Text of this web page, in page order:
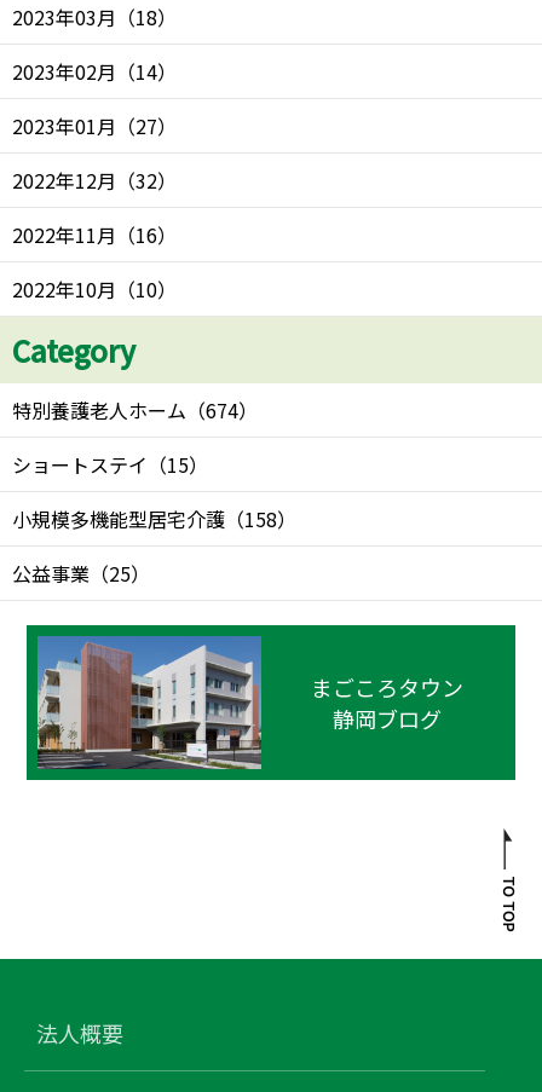
2023年03月 （18）
2023年02月 （14）
2023年01月 （27）
2022年12月 （32）
2022年11月 （16）
2022年10月 （10）
Category
特別養護老人ホーム （674）
ショートステイ （15）
小規模多機能型居宅介護 （158）
公益事業 （25）
まごころタウン
静岡ブログ
法人概要